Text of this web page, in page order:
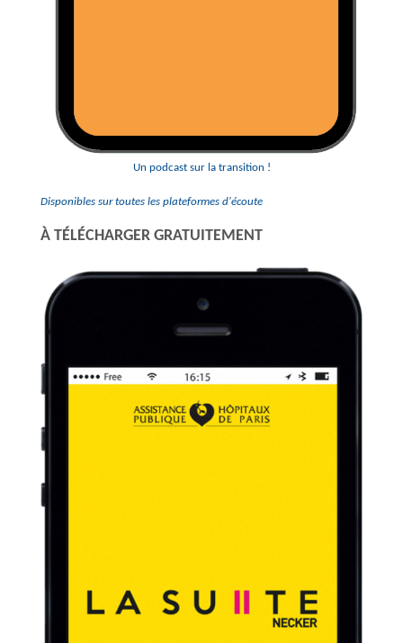
Un podcast sur la transition !
Disponibles sur toutes les plateformes d'écoute
À TÉLÉCHARGER GRATUITEMENT